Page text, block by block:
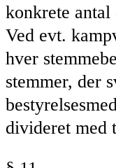
konkrete antal
Ved evt.
hver
stemmer, der
divideret med